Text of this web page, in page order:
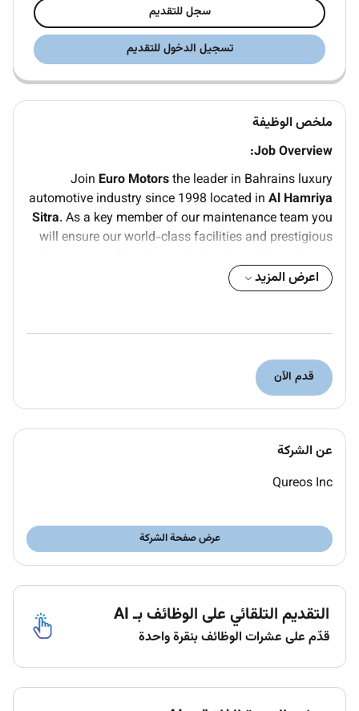
سجل للتقديم
تسجيل الدخول للتقديم
ملخص الوظيفة
Job Overview:
Join Euro Motorsthe leader in Bahrains luxury
automotive industry since 1998 located in Al Hamriya
Sitra. As a key member of our maintenance team you
will ensure our world-class facilities and prestigious
will be responsible for the installation daily upkeep
and emergency repair of electrical systems upholding
retailer in the Kingdom by matching promise with
Responsibilities:
The Electrician will be the primary point of contact for
all electrical needs within the division. Key duties
include:
Diagnose malfunctioning
breakdowns and implement prompt corrections.
Installation & Wiring:Execute the fixing of
maintenance.
Preventative Maintenance:Conduct daily
installations to ensure constant operational
safety.
اعرض المزيد
قدم الآن
عن الشركة
Qureos Inc
عرض صفحة الشركة
التقديم التلقائي على الوظائف بـ AI
قدّم على عشرات الوظائف بنقرة واحدة